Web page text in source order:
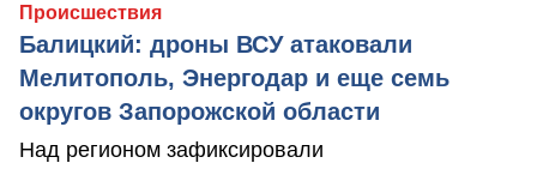
Происшествия
Балицкий: дроны ВСУ атаковали
Мелитополь, Энергодар и еще семь
округов Запорожской области
Над регионом зафиксировали